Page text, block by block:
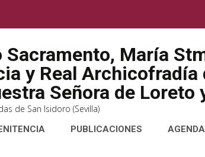
María
y Real Archicofradía
Señora de Loreto
de San Isidoro (Sevilla)
PUBLICACIONES AGENDA